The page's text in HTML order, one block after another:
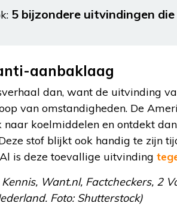
5 bijzondere uitvindingen
aanbaklaag
dan, want de uitvinding
van omstandigheden. De
koelmiddelen en ontdekt
stof blijkt ook handig te zijn
is deze toevallige uitvinding
Want.nl, Factcheckers, 2
Foto: Shutterstock)